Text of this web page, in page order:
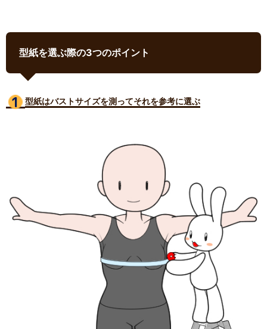
型紙を選ぶ際の3つのポイント
型紙はバストサイズを測ってそれを参考に選ぶ